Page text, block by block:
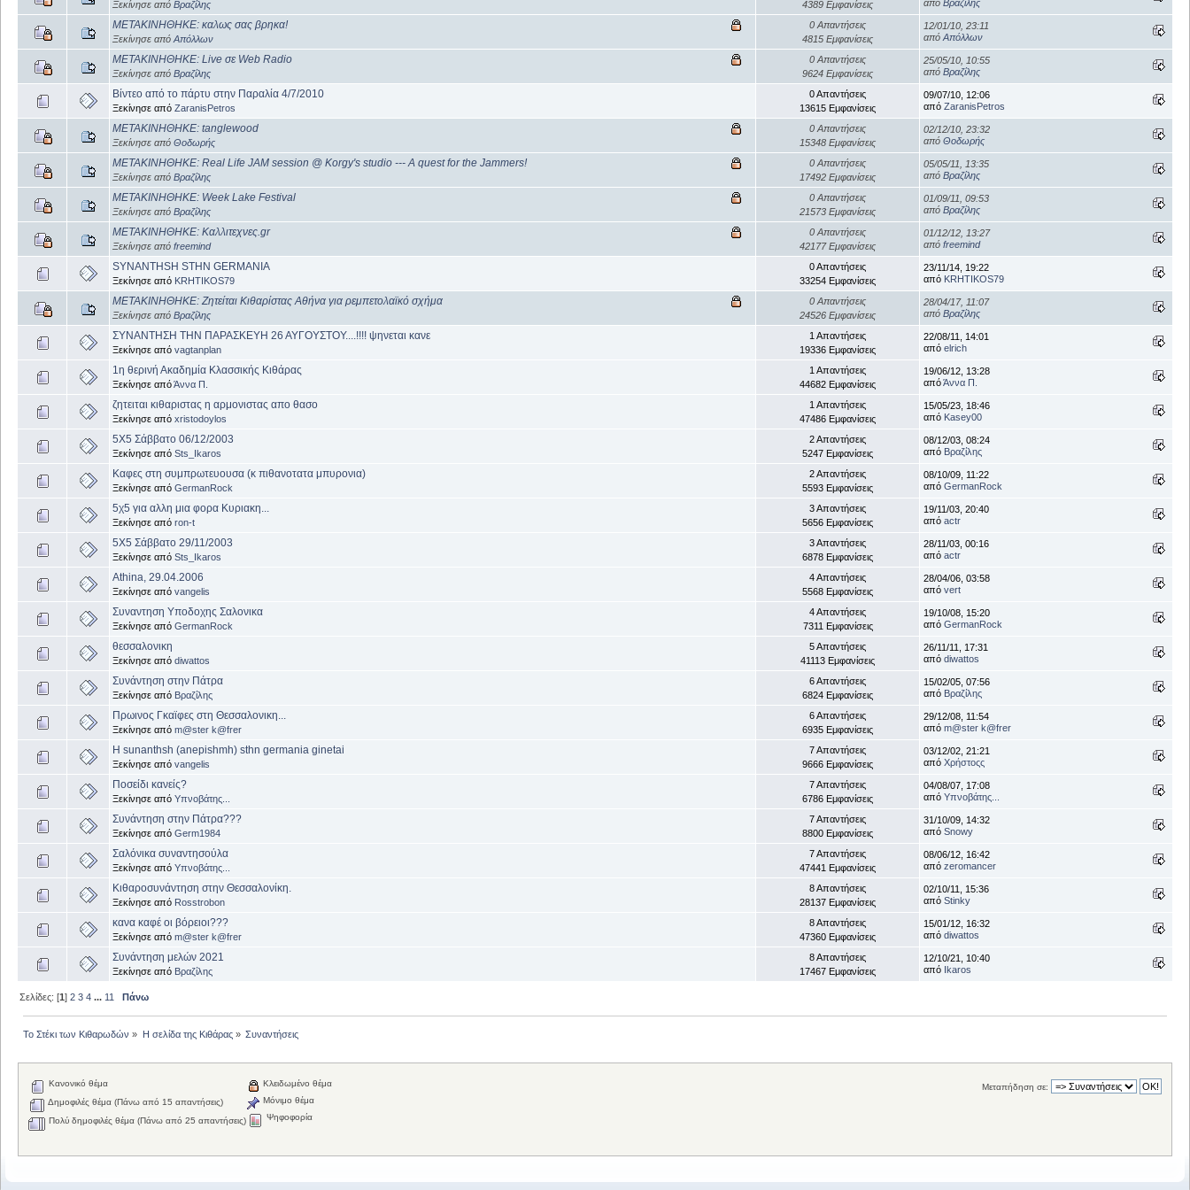
Ξεκίνησε από Βραζίλης 4389 Εμφανίσεις από Βραζίλης
ΜΕΤΑΚΙΝΗΘΗΚΕ: καλως σας βρηκα!
Ξεκίνησε από Απόλλων
0 Απαντήσεις
4815 Εμφανίσεις
12/01/10, 23:11
από Απόλλων
ΜΕΤΑΚΙΝΗΘΗΚΕ: Live σε Web Radio
Ξεκίνησε από Βραζίλης
0 Απαντήσεις
9624 Εμφανίσεις
25/05/10, 10:55
από Βραζίλης
Βίντεο από το πάρτυ στην Παραλία 4/7/2010
Ξεκίνησε από ZaranisPetros
0 Απαντήσεις
13615 Εμφανίσεις
09/07/10, 12:06
από ZaranisPetros
ΜΕΤΑΚΙΝΗΘΗΚΕ: tanglewood
Ξεκίνησε από Θοδωρής
0 Απαντήσεις
15348 Εμφανίσεις
02/12/10, 23:32
από Θοδωρής
ΜΕΤΑΚΙΝΗΘΗΚΕ: Real Life JAΜ session @ Korgy's studio --- A quest for the Jammers!
Ξεκίνησε από Βραζίλης
0 Απαντήσεις
17492 Εμφανίσεις
05/05/11, 13:35
από Βραζίλης
ΜΕΤΑΚΙΝΗΘΗΚΕ: Week Lake Festival
Ξεκίνησε από Βραζίλης
0 Απαντήσεις
21573 Εμφανίσεις
01/09/11, 09:53
από Βραζίλης
ΜΕΤΑΚΙΝΗΘΗΚΕ: Καλλιτεχνες.gr
Ξεκίνησε από freemind
0 Απαντήσεις
42177 Εμφανίσεις
01/12/12, 13:27
από freemind
SYNANTHSH STHN GERMANIA
Ξεκίνησε από KRHTIKOS79
0 Απαντήσεις
33254 Εμφανίσεις
23/11/14, 19:22
από KRHTIKOS79
ΜΕΤΑΚΙΝΗΘΗΚΕ: Ζητείται Κιθαρίστας Αθήνα για ρεμπετολαϊκό σχήμα
Ξεκίνησε από Βραζίλης
0 Απαντήσεις
24526 Εμφανίσεις
28/04/17, 11:07
από Βραζίλης
ΣΥΝΑΝΤΗΣΗ ΤΗΝ ΠΑΡΑΣΚΕΥΗ 26 ΑΥΓΟΥΣΤΟΥ....!!!! ψηνεται κανε
Ξεκίνησε από vagtanplan
1 Απαντήσεις
19336 Εμφανίσεις
22/08/11, 14:01
από elrich
1η θερινή Ακαδημία Κλασσικής Κιθάρας
Ξεκίνησε απόΆννα Π.
1 Απαντήσεις
44682 Εμφανίσεις
19/06/12, 13:28
απόΆννα Π.
ζητειται κιθαριστας η αρμονιστας απο θασο
Ξεκίνησε από xristodoylos
1 Απαντήσεις
47486 Εμφανίσεις
15/05/23, 18:46
από Kasey00
5X5 Σάββατο 06/12/2003
Ξεκίνησε από Sts_Ikaros
2 Απαντήσεις
5247 Εμφανίσεις
08/12/03, 08:24
από Βραζίλης
Καφες στη συμπρωτευουσα (κ πιθανοτατα μπυρονια)
Ξεκίνησε από GermanRock
2 Απαντήσεις
5593 Εμφανίσεις
08/10/09, 11:22
από GermanRock
5χ5 για αλλη μια φορα Κυριακη...
Ξεκίνησε από ron-t
3 Απαντήσεις
5656 Εμφανίσεις
19/11/03, 20:40
από actr
5X5 Σάββατο 29/11/2003
Ξεκίνησε από Sts_Ikaros
3 Απαντήσεις
6878 Εμφανίσεις
28/11/03, 00:16
από actr
Athina, 29.04.2006
Ξεκίνησε από vangelis
4 Απαντήσεις
5568 Εμφανίσεις
28/04/06, 03:58
από vert
Συναντηση Υποδοχης Σαλονικα
Ξεκίνησε από GermanRock
4 Απαντήσεις
7311 Εμφανίσεις
19/10/08, 15:20
από GermanRock
θεσσαλονικη
Ξεκίνησε από diwattos
5 Απαντήσεις
41113 Εμφανίσεις
26/11/11, 17:31
από diwattos
Συνάντηση στην Πάτρα
Ξεκίνησε από Βραζίλης
6 Απαντήσεις
6824 Εμφανίσεις
15/02/05, 07:56
από Βραζίλης
Πρωινος Γκαϊφες στη Θεσσαλονικη...
Ξεκίνησε από m@ster k@frer
6 Απαντήσεις
6935 Εμφανίσεις
29/12/08, 11:54
από m@ster k@frer
H sunanthsh (anepishmh) sthn germania ginetai
Ξεκίνησε από vangelis
7 Απαντήσεις
9666 Εμφανίσεις
03/12/02, 21:21
από Χρήστοςς
Ποσείδι κανείς?
Ξεκίνησε από Υπνοβάτης...
7 Απαντήσεις
6786 Εμφανίσεις
04/08/07, 17:08
από Υπνοβάτης...
Συνάντηση στην Πάτρα???
Ξεκίνησε από Germ1984
7 Απαντήσεις
8800 Εμφανίσεις
31/10/09, 14:32
από Snowy
Σαλόνικα συναντησούλα
Ξεκίνησε από Υπνοβάτης...
7 Απαντήσεις
47441 Εμφανίσεις
08/06/12, 16:42
από zeromancer
Κιθαροσυνάντηση στην Θεσσαλονίκη.
Ξεκίνησε από Rosstrobon
8 Απαντήσεις
28137 Εμφανίσεις
02/10/11, 15:36
από Stinky
κανα καφέ οι βόρειοι???
Ξεκίνησε από m@ster k@frer
8 Απαντήσεις
47360 Εμφανίσεις
15/01/12, 16:32
από diwattos
Συνάντηση μελών 2021
Ξεκίνησε από Βραζίλης
8 Απαντήσεις
17467 Εμφανίσεις
12/10/21, 10:40
από Ikaros
Σελίδες: [1]2 3 4 ... 11 Πάνω
Το Στέκι των Κιθαρωδών » Η σελίδα της Κιθάρας» Συναντήσεις
Μεταπήδηση σε:
Κανονικό θέμα
Δημοφιλές θέμα (Πάνω από 15 απαντήσεις)
Πολύ δημοφιλές θέμα (Πάνω από 25 απαντήσεις)
Κλειδωμένο θέμα
Μόνιμο θέμα
Ψηφοφορία